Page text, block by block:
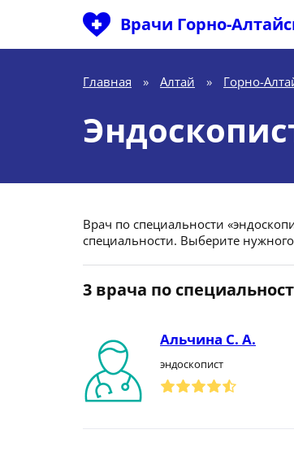
Врачи Горно-
Главная » Алтай » Горно-
Врач по специальности
специальности. Выберите
3 врача по
Альчина С. А.
эндоскопист